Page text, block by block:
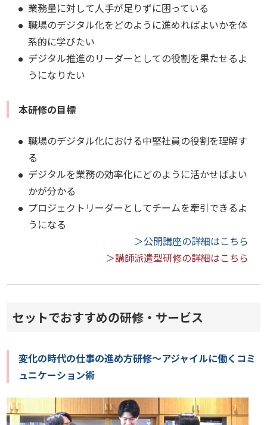
業務量に対して人手が足りずに困っている
職場のデジタル化をどのように進めればよいかを体
系的に学びたい
デジタル推進のリーダーとしての役割を果たせるよ
うになりたい
本研修の目標
職場のデジタル化における中堅社員の役割を理解す
る
デジタルを業務の効率化にどのように活かせばよい
かが分かる
プロジェクトリーダーとしてチームを牽引できるよ
うになる
＞公開講座の詳細はこちら
＞講師派遣型研修の詳細はこちら
セットでおすすめの研修・サービス
変化の時代の仕事の進め方研修～アジャイルに働くコミ
ュニケーション術